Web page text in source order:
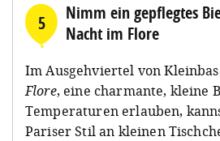
5
Nimm ein gepflegtes
Nacht im Flore
Im Ausgehviertel von
Flore, eine charmante, kleine
Temperaturen erlauben,
Pariser Stil an kleinen